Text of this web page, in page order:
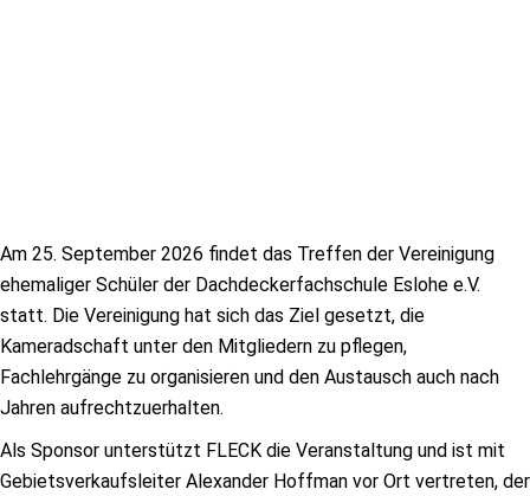
Am 25. September 2026 findet das Treffen der Vereinigung
ehemaliger Schüler der Dachdeckerfachschule Eslohe e.V.
statt. Die Vereinigung hat sich das Ziel gesetzt, die
Kameradschaft unter den Mitgliedern zu pflegen,
Fachlehrgänge zu organisieren und den Austausch auch nach
Jahren aufrechtzuerhalten.
Als Sponsor unterstützt FLECK die Veranstaltung und ist mit
Gebietsverkaufsleiter Alexander Hoffman vor Ort vertreten, der